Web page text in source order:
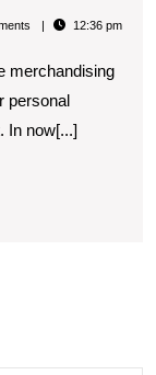
News
At
12:36 pm
merchandising
personal
In now[...]